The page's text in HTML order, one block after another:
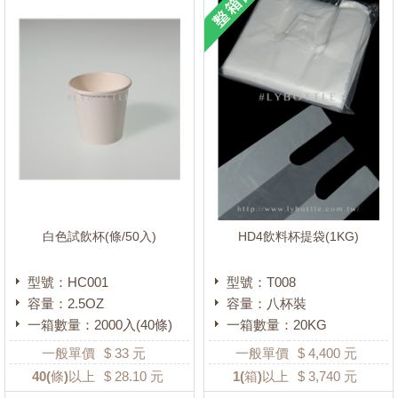
白色試飲杯(條/50入)
型號：HC001
容量：2.5OZ
一箱數量：2000入(40條)
一般單價 $ 33 元
40(條)以上 $ 28.10 元
HD4飲料杯提袋(1KG)
型號：T008
容量：八杯裝
一箱數量：20KG
一般單價 $ 4,400 元
1(箱)以上 $ 3,740 元